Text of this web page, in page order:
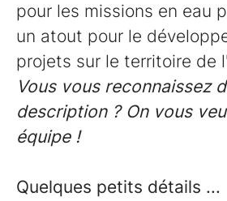
pour les missions en eau
un atout pour le
projets sur le territoire de
Vous vous reconnaissez
description ? On vous
équipe !
Quelques petits détails ...